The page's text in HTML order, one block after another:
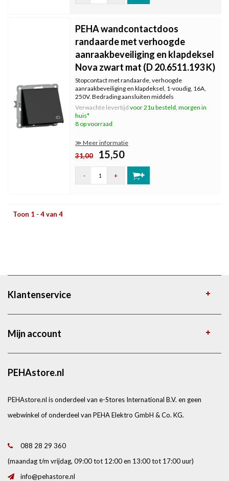
PEHA wandcontactdoos
randaarde met verhoogde
aanraakbeveiliging en klapdeksel
Nova zwart mat (D 20.6511.193 K)
Stopcontact met randaarde, verhoogde
aanraakbeveiliging en klapdeksel, 1-voudig, 16A,
250V. Bedrading aansluiten middels
insteekklemmen, aders tot 2,5 mm². Serie: Nova,
kleur: zwart mat.
Verwachte levertijd voor 21u besteld, morgen in
huis*
8 op voorraad
≫ Meer informatie
31,00 15,50
- +
Toon 1 - 4 van 4
Klantenservice
Mijn account
PEHAstore.nl
PEHAstore.nl is onderdeel van e-Stores International B.V. en geen
webwinkel of onderdeel van PEHA Elektro GmbH & Co. KG.
088 28 29 360
(maandag t/m vrijdag, 09:00 tot 12:00 en 13:00 tot 17:00 uur)
info@pehastore.nl